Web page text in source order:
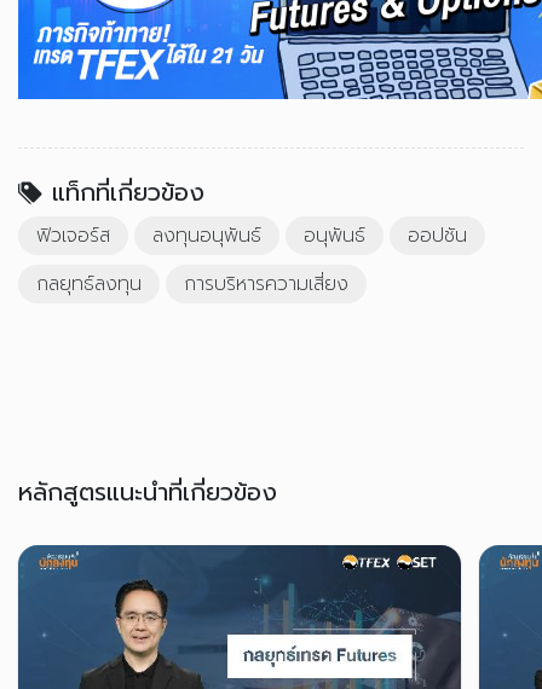
แท็กที่เกี่ยวข้อง
ฟิวเจอร์ส ลงทุนอนุพันธ์ อนุพันธ์
ออปชัน
กลยุทธ์ลงทุน
การบริหารความเสี่ยง
หลักสูตรแนะนำที่เกี่ยวข้อง